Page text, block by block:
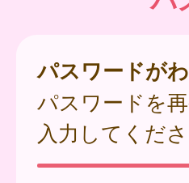
パスワードが
パスワードを
入力してくださ